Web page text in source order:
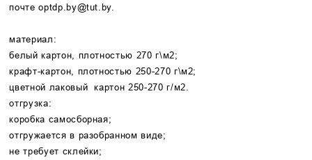
почтеoptdp.by@tut.by.
материал:
белый картон, плотностью 270 г\м2;
крафт-картон, плотностью 250-270 г\м2;
цветной лаковый картон 250-270 г/м2.
отгрузка:
коробка самосборная;
отгружается в разобранном виде;
не требует склейки;